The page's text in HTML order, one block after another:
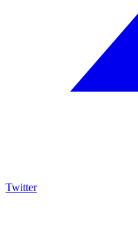
Twitter